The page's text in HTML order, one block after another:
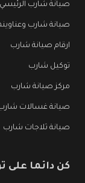
صيانة شارب الرئيسي
صيانة شارب
ارقام صيانة شارب
توكيل شارب
مركز صيانة شارب
صيانة غسالات
صيانة ثلاجات شارب
كن دائما على